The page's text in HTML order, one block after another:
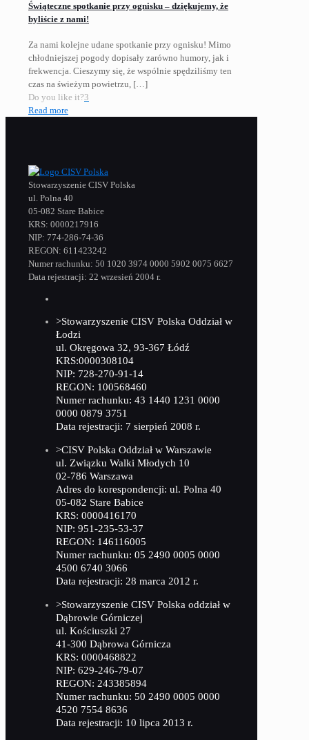
Świąteczne spotkanie przy ognisku – dziękujemy, że
byliście z nami!
Za nami kolejne udane spotkanie przy ognisku! Mimo
chłodniejszej pogody dopisały zarówno humory, jak i
frekwencja. Cieszymy się, że wspólnie spędziliśmy ten
czas na świeżym powietrzu, […]
Do you like it?3
Read more
Stowarzyszenie CISV Polska
ul. Polna 40
05-082 Stare Babice
KRS: 0000217916
NIP: 774-286-74-36
REGON: 611423242
Numer rachunku: 50 1020 3974 0000 5902 0075 6627
Data rejestracji: 22 wrzesień 2004 r.
>Stowarzyszenie CISV Polska Oddział w
Łodzi
ul. Okręgowa 32, 93-367 Łódź
KRS:0000308104
NIP: 728-270-91-14
REGON: 100568460
Numer rachunku: 43 1440 1231 0000
0000 0879 3751
Data rejestracji: 7 sierpień 2008 r.
>CISV Polska Oddział w Warszawie
ul. Związku Walki Młodych 10
02-786 Warszawa
Adres do korespondencji: ul. Polna 40
05-082 Stare Babice
KRS: 0000416170
NIP: 951-235-53-37
REGON: 146116005
Numer rachunku: 05 2490 0005 0000
4500 6740 3066
Data rejestracji: 28 marca 2012 r.
>Stowarzyszenie CISV Polska oddział w
Dąbrowie Górniczej
ul. Kościuszki 27
41-300 Dąbrowa Górnicza
KRS: 0000468822
NIP: 629-246-79-07
REGON: 243385894
Numer rachunku: 50 2490 0005 0000
4520 7554 8636
Data rejestracji: 10 lipca 2013 r.